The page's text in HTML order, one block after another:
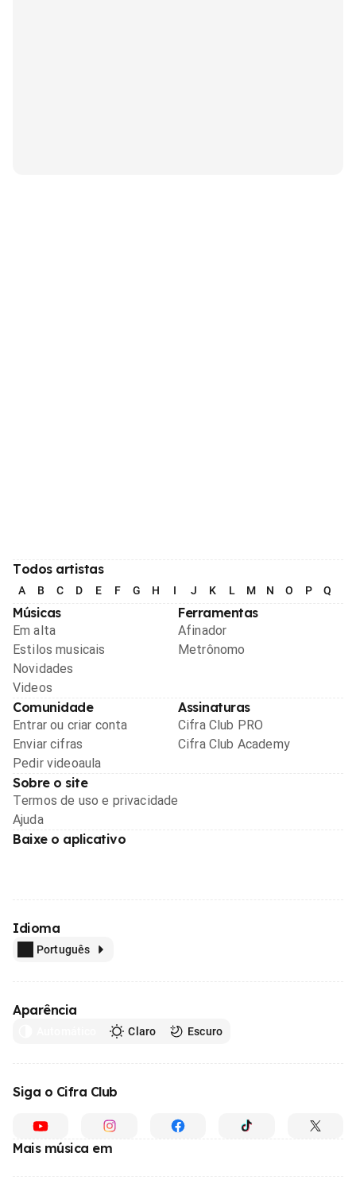
Todos artistas
A B C D E F G H I J K L M N O P Q
Músicas
Em alta
Estilos musicais
Novidades
Videos
Ferramentas
Afinador
Metrônomo
Comunidade
Entrar ou criar conta
Enviar cifras
Pedir videoaula
Assinaturas
Cifra Club PRO
Cifra Club Academy
Sobre o site
Termos de uso e privacidade
Ajuda
Baixe o aplicativo
Idioma
Português
Aparência
Claro Escuro
Siga o Cifra Club
Mais música em